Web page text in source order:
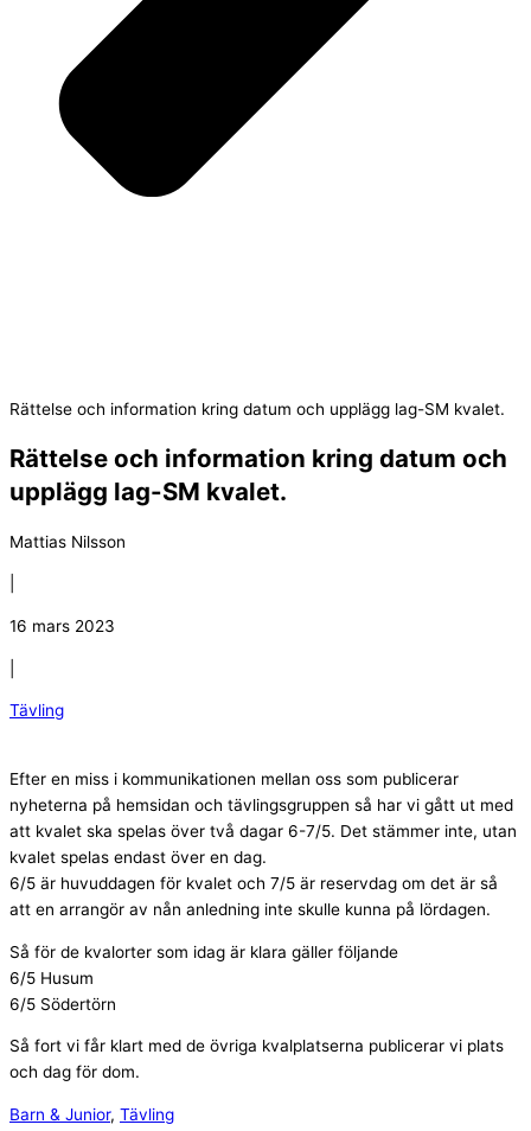
Rättelse och information kring datum och upplägg lag-SM kvalet.
Rättelse och information kring datum och
upplägg lag-SM kvalet.
Mattias Nilsson
16 mars 2023
Tävling
Efter en miss i kommunikationen mellan oss som publicerar
nyheterna på hemsidan och tävlingsgruppen så har vi gått ut med
att kvalet ska spelas över två dagar 6-7/5. Det stämmer inte, utan
kvalet spelas endast över en dag.
6/5 är huvuddagen för kvalet och 7/5 är reservdag om det är så
att en arrangör av nån anledning inte skulle kunna på lördagen.
Så för de kvalorter som idag är klara gäller följande
6/5 Husum
6/5 Södertörn
Så fort vi får klart med de övriga kvalplatserna publicerar vi plats
och dag för dom.
Barn & Junior, Tävling